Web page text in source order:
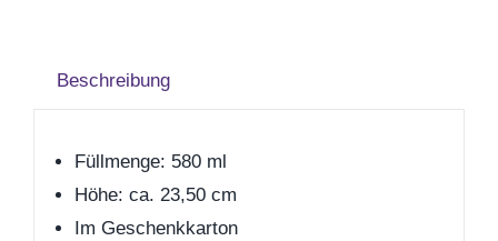
Beschreibung
Füllmenge: 580 ml
Höhe: ca. 23,50 cm
Im Geschenkkarton